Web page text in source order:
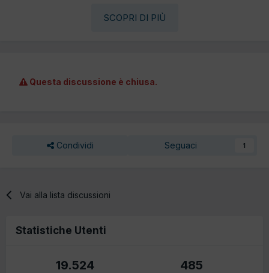
SCOPRI DI PIÙ
Questa discussione è chiusa.
Condividi Seguaci 1
Vai alla lista discussioni
Statistiche Utenti
19.524 485